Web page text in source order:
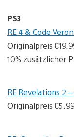
PS3
RE 4 & Code
Originalpreis
10% zusätzlicher
RE Revelations 2 –
Originalpreis